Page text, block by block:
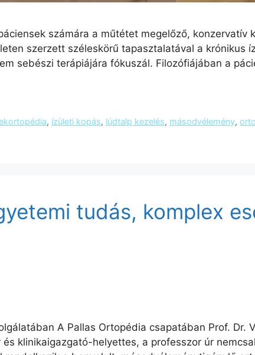
számára a műtétet megelőző,
szerzett széleskörű tapasztalatával a krónikus
sebészi terápiájára fókuszál. Filozófiájában a
, ízületi kopás, lúdtalp kezelés, másodvélemény,
tudás, komplex
A Pallas Ortopédia csapatában Prof. Dr.
klinikaigazgató-helyettes, a professzor úr